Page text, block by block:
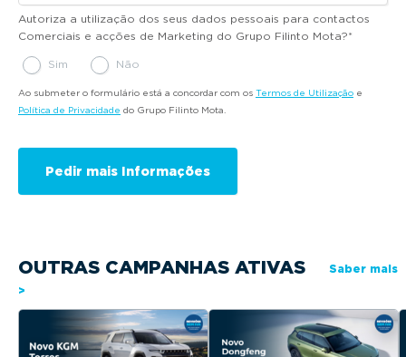
Autoriza a utilização dos seus dados pessoais para contactos
Comerciais e acções de Marketing do Grupo Filinto Mota?*
Sim Não
Ao submeter o formulário está a concordar com os Termos de Utilização e
Política de Privacidade do Grupo Filinto Mota.
OUTRAS CAMPANHAS ATIVAS
Saber mais
>